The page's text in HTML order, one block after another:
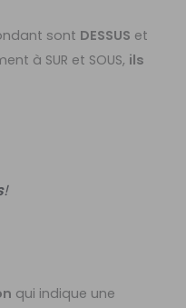
sont DESSUS et
à SUR et SOUS, ils
!
qui indique une